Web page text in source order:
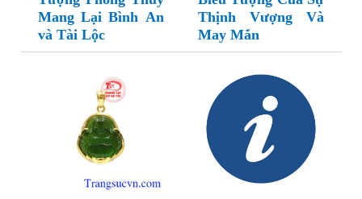
Mang Lại Bình An
và Tài Lộc
Thịnh Vượng Và
May Mắn